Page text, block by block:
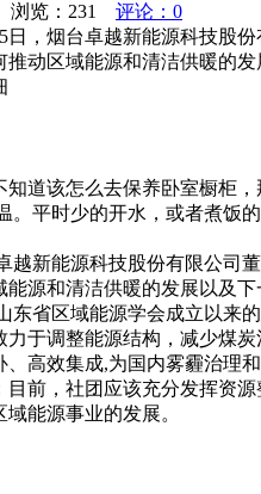
览： 231
评论：0
，烟台卓越新能源科技股
动区域能源和清洁供暖的
道该怎么去保养卧室橱柜
平时少的开水，或者煮饭
新能源科技股份有限公
源和清洁供暖的发展以及
省区域能源学会成立以来
于调整能源结构，减少煤
高效集成,为国内雾霾治理
前，社团应该充分发挥资
能源事业的发展。